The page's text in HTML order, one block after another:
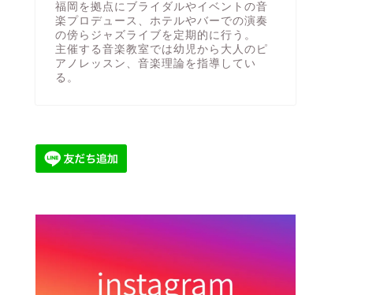
福岡を拠点にブライダルやイベントの音
楽プロデュース、ホテルやバーでの演奏
の傍らジャズライブを定期的に行う。
主催する音楽教室では幼児から大人のピ
アノレッスン、音楽理論を指導してい
る。